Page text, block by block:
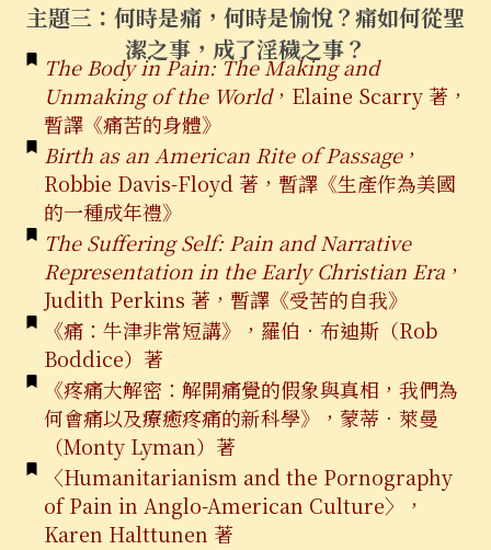
主題三：何時是痛，何時是愉悅？痛如何從聖
潔之事，成了淫穢之事？
The Body in Pain: The Making and
Unmaking of the World，Elaine Scarry 著，
暫譯《痛苦的身體》
Birth as an American Rite of Passage，
Robbie Davis-Floyd 著，暫譯《生產作為美國
的一種成年禮》
The Suffering Self: Pain and Narrative
Representation in the Early Christian Era ，
Judith Perkins 著，暫譯《受苦的自我》
《痛：牛津非常短講》，羅伯．布迪斯（Rob
Boddice）著
《疼痛大解密：解開痛覺的假象與真相，我們為
何會痛以及療癒疼痛的新科學》，蒙蒂．萊曼
（Monty Lyman）著
〈Humanitarianism and the Pornography
of Pain in Anglo-American Culture〉，
Karen Halttunen 著